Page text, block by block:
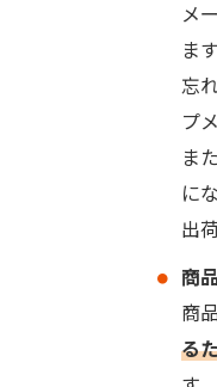
メ
ま
忘
プ
ま
に
出
商
商
る